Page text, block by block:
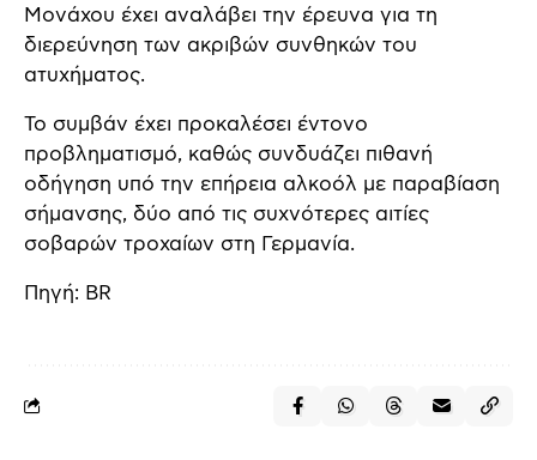
Μονάχου έχει αναλάβει την έρευνα για τη
διερεύνηση των ακριβών συνθηκών του
ατυχήματος.
Το συμβάν έχει προκαλέσει έντονο
προβληματισμό, καθώς συνδυάζει πιθανή
οδήγηση υπό την επήρεια αλκοόλ με παραβίαση
σήμανσης, δύο από τις συχνότερες αιτίες
σοβαρών τροχαίων στη Γερμανία.
Πηγή: BR